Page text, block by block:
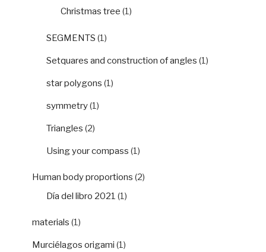
Christmas tree (1)
SEGMENTS (1)
Setquares and construction of angles (1)
star polygons (1)
symmetry(1)
Triangles (2)
Using your compass (1)
Human body proportions (2)
Día del libro 2021 (1)
materials (1)
Murciélagos origami (1)